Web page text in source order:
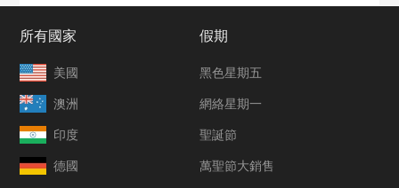
所有國家
美國
澳洲
印度
德國
假期
黑色星期五
網絡星期一
聖誕節
萬聖節大銷售